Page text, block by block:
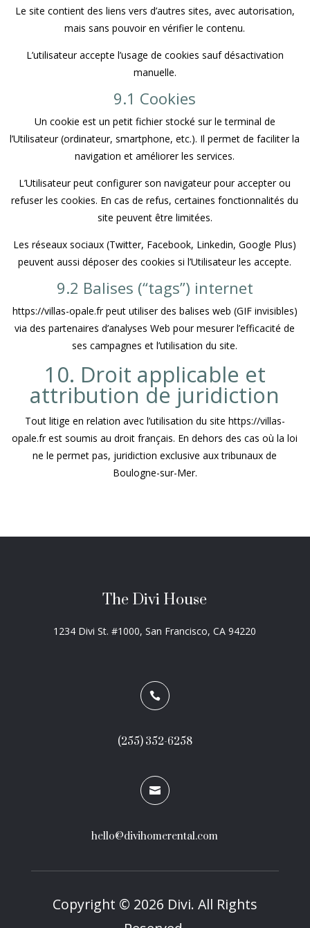
Le site contient des liens vers d’autres sites, avec autorisation,
mais sans pouvoir en vérifier le contenu.
L’utilisateur accepte l’usage de cookies sauf désactivation
manuelle.
9.1 Cookies
Un cookie est un petit fichier stocké sur le terminal de
l’Utilisateur (ordinateur, smartphone, etc.). Il permet de faciliter la
navigation et améliorer les services.
L’Utilisateur peut configurer son navigateur pour accepter ou
refuser les cookies. En cas de refus, certaines fonctionnalités du
site peuvent être limitées.
Les réseaux sociaux (Twitter, Facebook, Linkedin, Google Plus)
peuvent aussi déposer des cookies si l’Utilisateur les accepte.
9.2 Balises (“tags”) internet
https://villas-opale.fr peut utiliser des balises web (GIF invisibles)
via des partenaires d’analyses Web pour mesurer l’efficacité de
ses campagnes et l’utilisation du site.
10. Droit applicable et
attribution de juridiction
Tout litige en relation avec l’utilisation du site https://villas-
opale.fr est soumis au droit français. En dehors des cas où la loi
ne le permet pas, juridiction exclusive aux tribunaux de
Boulogne-sur-Mer.
The Divi House
1234 Divi St. #1000, San Francisco, CA 94220

(255) 352-6258

hello@divihomerental.com
Copyright © 2026 Divi. All Rights